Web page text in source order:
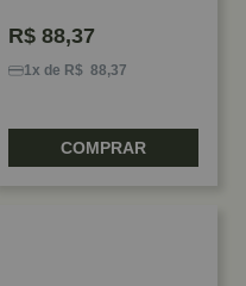
R$ 88,37
1x de R$ 88,37
COMPRAR